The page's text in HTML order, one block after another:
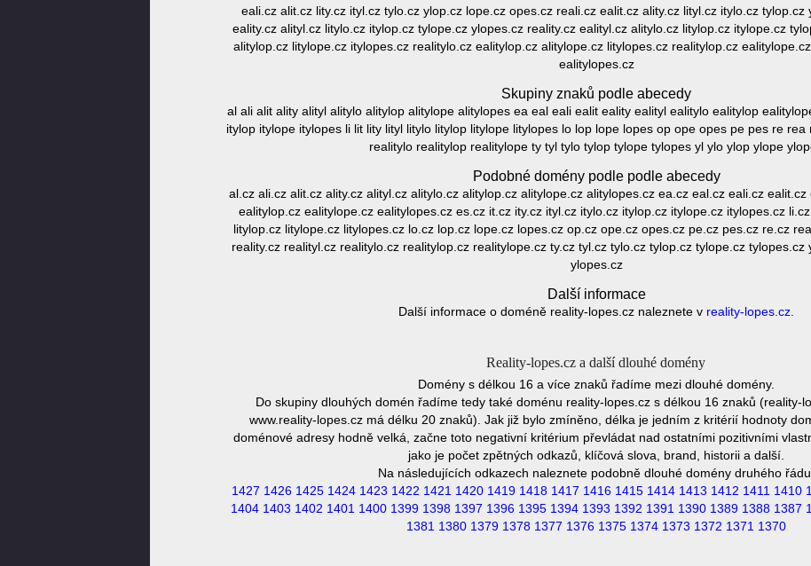
eali.cz alit.cz lity.cz ityl.cz tylo.cz ylop.cz lope.cz opes.cz reali.cz ealit.cz ality.cz lityl.cz itylo.cz
eality.cz alityl.cz litylo.cz itylop.cz tylope.cz ylopes.cz reality.cz ealityl.cz alitylo.cz litylop.cz itylope.cz
alitylop.cz litylope.cz itylopes.cz realitylo.cz ealitylop.cz alitylope.cz litylopes.cz realitylop.cz
ealitylopes.cz
Skupiny znaků podle abecedy
al ali alit ality alityl alitylo alitylop alitylope alitylopes ea eal eali ealit eality ealityl ealitylo ealitylop
itylop itylope itylopes li lit lity lityl litylo litylop litylope litylopes lo lop lope lopes op ope opes pe pes re
realitylo realitylop realitylope ty tyl tylo tylop tylope tylopes yl ylo ylop ylope
Podobné domény podle podle abecedy
al.cz ali.cz alit.cz ality.cz alityl.cz alitylo.cz alitylop.cz alitylope.cz alitylopes.cz ea.cz eal.cz eali.cz
ealitylop.cz ealitylope.cz ealitylopes.cz es.cz it.cz ity.cz ityl.cz itylo.cz itylop.cz itylope.cz itylopes.cz
litylop.cz litylope.cz litylopes.cz lo.cz lop.cz lope.cz lopes.cz op.cz ope.cz opes.cz pe.cz pes.cz re.cz
reality.cz realityl.cz realitylo.cz realitylop.cz realitylope.cz ty.cz tyl.cz tylo.cz tylop.cz tylope.cz tylopes.cz
ylopes.cz
Další informace
Další informace o doméně reality-lopes.cz naleznete v reality-lopes.cz
Reality-lopes.cz a další dlouhé domény
Domény s délkou 16 a více znaků řadíme mezi dlouhé domény.
Do skupiny dlouhých domén řadíme tedy také doménu reality-lopes.cz s délkou 16 znaků (reality-
www.reality-lopes.cz má délku 20 znaků). Jak již bylo zmíněno, délka je jedním z kritérií hodnoty
doménové adresy hodně velká, začne toto negativní kritérium převládat nad ostatními pozitivními
jako je počet zpětných odkazů, klíčová slova, brand, historii a další.
Na následujících odkazech naleznete podobně dlouhé domény druhého
1427 1426 1425 1424 1423 1422 1421 1420 1419 1418 1417 1416 1415 1414 1413 1412 1411 1410
1404 1403 1402 1401 1400 1399 1398 1397 1396 1395 1394 1393 1392 1391 1390 1389 1388 1387
1381 1380 1379 1378 1377 1376 1375 1374 1373 1372 1371 1370